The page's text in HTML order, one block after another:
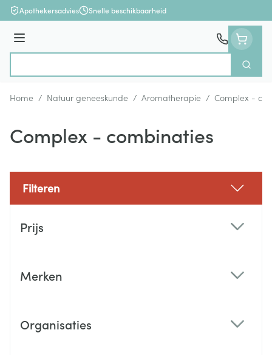
Ga naar de inhoud
Apothekersadvies Snelle beschikbaarheid
Menu
Zoek
Home / Natuur geneeskunde / Aromatherapie / Complex -
Complex - combinaties
Filteren
Prijs
Merken
Organisaties